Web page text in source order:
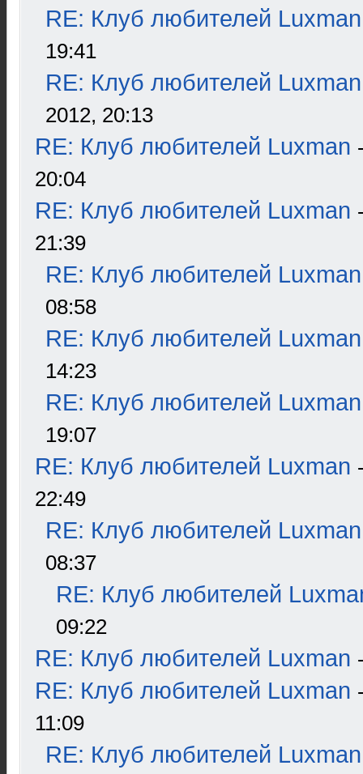
RE: Клуб любителей Luxman
19:41
RE: Клуб любителей Luxman
2012, 20:13
RE: Клуб любителей Luxman
20:04
RE: Клуб любителей Luxman
21:39
RE: Клуб любителей Luxman
08:58
RE: Клуб любителей Luxman
14:23
RE: Клуб любителей Luxman
19:07
RE: Клуб любителей Luxman
22:49
RE: Клуб любителей Luxman
08:37
RE: Клуб любителей
09:22
RE: Клуб любителей Luxman
RE: Клуб любителей Luxman
11:09
RE: Клуб любителей Luxman